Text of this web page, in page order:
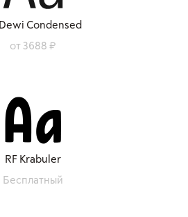
Condensed
от 3688 ₽
RF Krabuler
Бесплатный